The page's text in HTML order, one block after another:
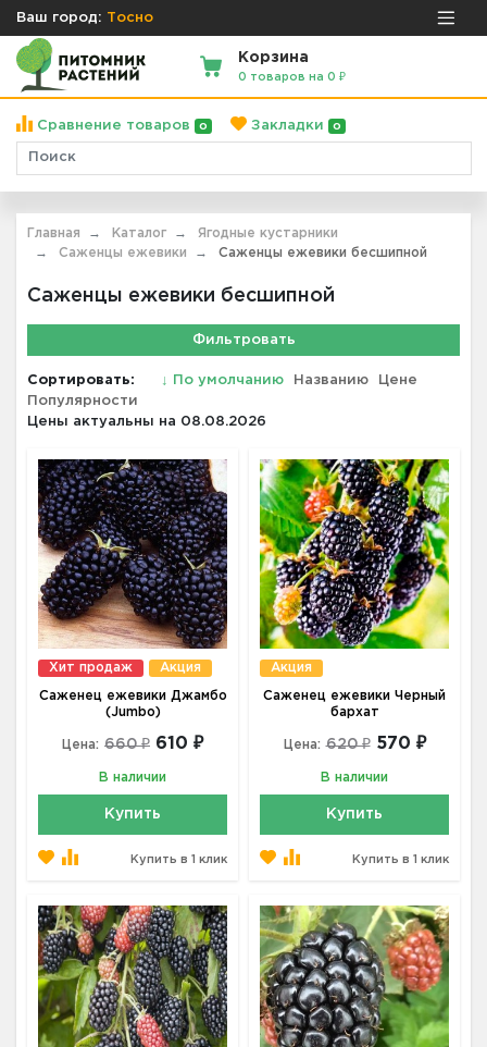
Ваш город: Тосно
Корзина
0 товаров на 0 ₽
Сравнение товаров 0 Закладки 0
Главная Каталог
Ягодные кустарники
Саженцы ежевики
Саженцы ежевики бесшипной
Саженцы ежевики бесшипной
Фильтровать
Сортировать: ↓ По умолчанию Названию
Цене
Популярности
Цены актуальны на 08.08.2026
Хит продаж Акция
Саженец ежевики Джамбо
(Jumbo)
Цена: 660 ₽ 610 ₽
В наличии
Купить
Купить в 1 клик
Акция
Саженец ежевики Черный
бархат
Цена: 620 ₽ 570 ₽
В наличии
Купить
Купить в 1 клик